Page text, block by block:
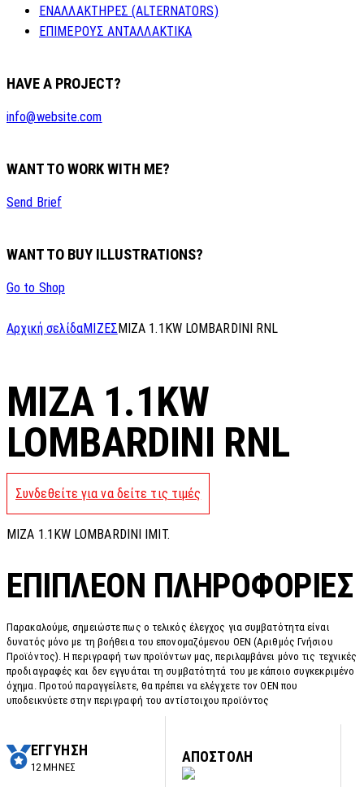
ΕΝΑΛΛΑΚΤΗΡΕΣ (ALTERNATORS)
ΕΠΙΜΕΡΟΥΣ ΑΝΤΑΛΛΑΚΤΙΚΑ
HAVE A PROJECT?
info@website.com
WANT TO WORK WITH ME?
Send Brief
WANT TO BUY ILLUSTRATIONS?
Go to Shop
Αρχική σελίδαΜΙΖΕΣ MIZA 1.1KW LOMBARDINI RNL
MIZA 1.1KW
LOMBARDINI RNL
Συνδεθείτε για να δείτε τις τιμές
MIZA 1.1KW LOMBARDINI IMIT.
ΕΠΙΠΛΈΟΝ ΠΛΗΡΟΦΟΡΊΕΣ
Παρακαλούμε, σημειώστε πως ο τελικός έλεγχος για συμβατότητα είναι
δυνατός μόνο με τη βοήθεια του επονομαζόμενου OEN (Αριθμός Γνήσιου
Προϊόντος). Η περιγραφή των προϊόντων μας, περιλαμβάνει μόνο τις τεχνικές
προδιαγραφές και δεν εγγυάται τη συμβατότητά του με κάποιο συγκεκριμένο
όχημα. Προτού παραγγείλετε, θα πρέπει να ελέγχετε τον OEN που
υποδεικνύετε στην περιγραφή του αντίστοιχου προϊόντος
ΕΓΓΥΗΣΗ
12 ΜΗΝΕΣ
ΑΠΟΣΤΟΛΗ